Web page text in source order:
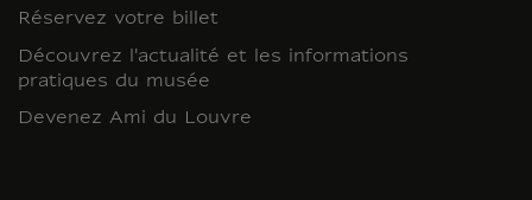
Réservez votre billet
Découvrez l'actualité et les informations
pratiques du musée
Devenez Ami du Louvre